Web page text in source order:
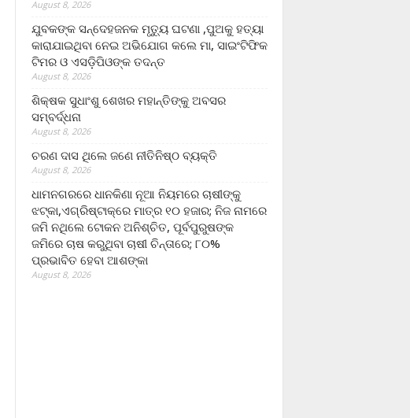
August 8, 2026
ଯୁବକଙ୍କ ସନ୍ଦେହଜନକ ମୃତ୍ୟୁ ଘଟଣା ,ପୁଅକୁ ହତ୍ୟା
କାରାଯାଇଥିବା ନେଇ ଅଭିଯୋଗ କଲେ ମା, ସାଇଂଟିଫିକ
ଟିମର ଓ ଏସଡ଼ିପିଓଙ୍କ ତଦନ୍ତ
August 8, 2026
ଶିକ୍ଷକ ସୁଧାଂଶୁ ଶେଖର ମହାନ୍ତିଙ୍କୁ ଅବସର
ସମ୍ବର୍ଦ୍ଧନା
August 8, 2026
ଚରଣ ଦାସ ଥିଲେ ଜଣେ ନୀତିନିଷ୍ଠ ବ୍ୟକ୍ତି
August 8, 2026
ଧାମନଗରରେ ଧାନକିଣା ନୂଆ ନିୟମରେ ଚାଷୀଙ୍କୁ
ଝଟ୍‌କା,ଏଗ୍ରିଷ୍ଟାକ୍‌ରେ ମାତ୍ର ୧୦ ହଜାର; ନିଜ ନାମରେ
ଜମି ନଥିଲେ ଟୋକନ ଅନିଶ୍ଚିତ, ପୂର୍ବପୁରୁଷଙ୍କ
ଜମିରେ ଚାଷ କରୁଥିବା ଚାଷୀ ଚିନ୍ତାରେ; ୮୦%
ପ୍ରଭାବିତ ହେବା ଆଶଙ୍କା
August 8, 2026